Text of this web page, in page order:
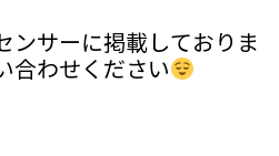
ンサーに掲載しておりま
合わせください